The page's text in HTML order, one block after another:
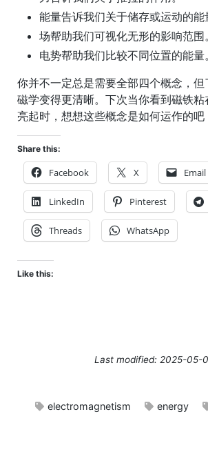
能量告诉我们关于储存或运动的能
场帮助我们可视化无形的影响范围。
电势帮助我们比较不同位置的能量。
你并不一定总是需要全部四个概念，
磁学变得更清晰。下次当你看到磁铁
亮起时，想想这些概念是如何运作的吧
Share this:
Facebook X Email
LinkedIn Pinterest
Threads WhatsApp
Like this:
Last modified: 2025-05-
electromagnetism energy